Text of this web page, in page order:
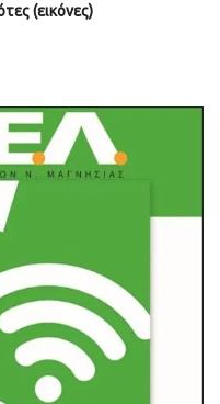
(εικόνες)